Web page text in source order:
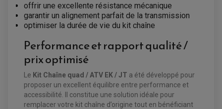
CÂBLE ACCÉLÉRATEUR
CABLE D'EMBRAYAGE
KIT RABAISSEMENT MOTO
KIT STREET BIKE
LEVIER D'EMBRAYAGE
OPTIQUE TYPE ORIGINE
PÉDALE DE FREIN
REPOSE PIED TYPE ORIGINE
SÉLECTEUR DE VITESSE
PARTIE CYCLE
BULLE / PARE-BRISE
RÉTROVISEUR TYPE ORIGINE
PIÈCE MOTEUR
GALET DE VARIATEUR
VARIATEUR SCOOTER
POMPE A ESSENCE
offrir une excellente résistance mécanique
garantir un alignement parfait de la transmission
optimiser la durée de vie du kit chaîne
Performance et rapport qualité /
prix optimisé
Le Kit Chaîne quad / ATV EK / JT a été développé pour
proposer un excellent équilibre entre performance et
accessibilité. Il constitue une solution idéale pour
remplacer votre kit chaîne d’origine tout en bénéficiant